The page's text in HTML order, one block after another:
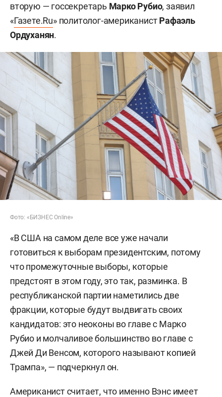
вторую — госсекретарь Марко Рубио, заявил
«Газете.Ru» политолог-американистРафаэль
Ордуханян.
Фото: «БИЗНЕС Online»
«В США на самом деле все уже начали
готовиться к выборам президентским, потому
что промежуточные выборы, которые
предстоят в этом году, это так, разминка. В
республиканской партии наметились две
фракции, которые будут выдвигать своих
кандидатов: это неоконы во главе с Марко
Рубио и молчаливое большинство во главе с
Джей Ди Венсом, которого называют копией
Трампа», — подчеркнул он.
Американист считает, что именно Вэнс имеет